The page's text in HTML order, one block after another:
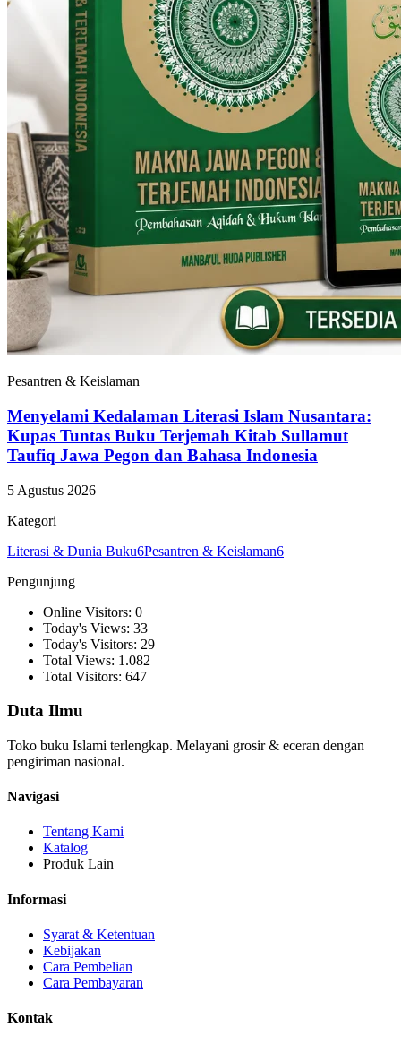
Pesantren & Keislaman
Menyelami Kedalaman Literasi Islam Nusantara:
Kupas Tuntas Buku Terjemah Kitab Sullamut
Taufiq Jawa Pegon dan Bahasa Indonesia
5 Agustus 2026
Kategori
Literasi & Dunia Buku6Pesantren & Keislaman6
Pengunjung
Online Visitors: 0
Today's Views: 33
Today's Visitors: 29
Total Views: 1.082
Total Visitors: 647
Duta Ilmu
Toko buku Islami terlengkap. Melayani grosir & eceran dengan
pengiriman nasional.
Navigasi
Tentang Kami
Katalog
Produk Lain
Informasi
Syarat & Ketentuan
Kebijakan
Cara Pembelian
Cara Pembayaran
Kontak